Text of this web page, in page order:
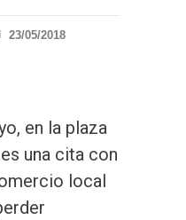
23/05/2018
en la plaza
una cita con
local